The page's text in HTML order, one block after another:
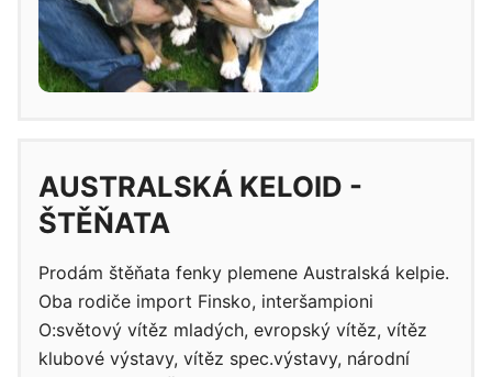
AUSTRALSKÁ KELOID -
ŠTĚŇATA
Prodám štěňata fenky plemene Australská kelpie.
Oba rodiče import Finsko, interšampioni
O:světový vítěz mladých, evropský vítěz, vítěz
klubové výstavy, vítěz spec.výstavy, národní